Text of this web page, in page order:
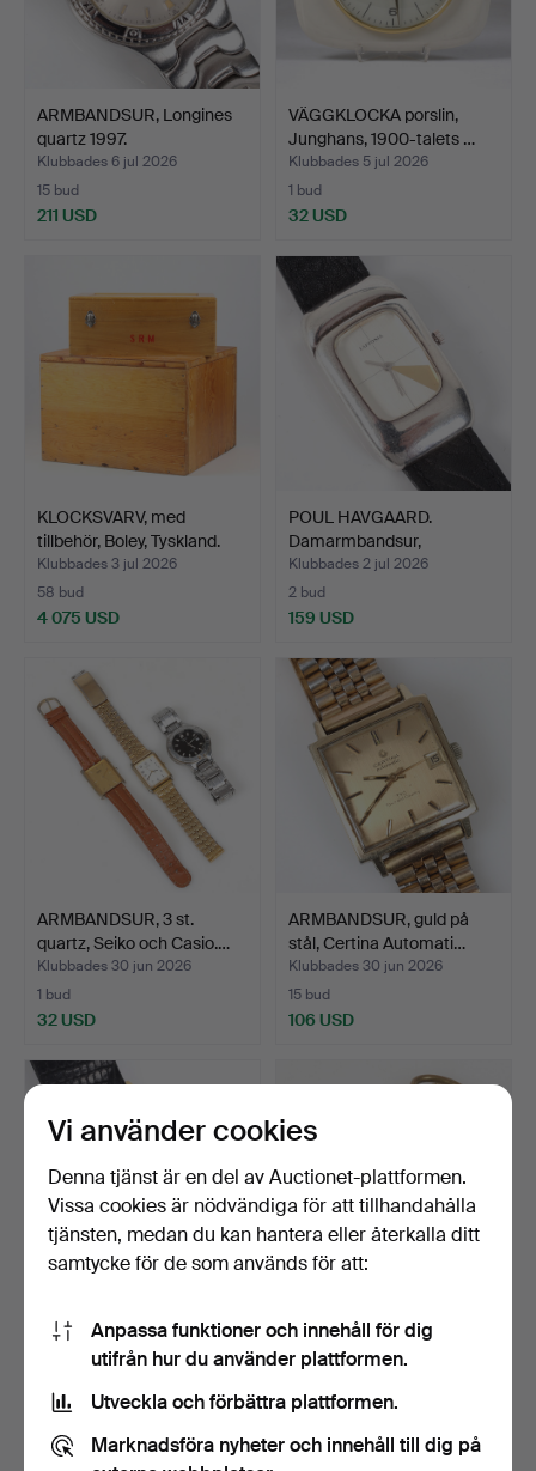
ARMBANDSUR, Longines
quartz 1997.
Klubbades 6 jul 2026
15 bud
211 USD
VÄGGKLOCKA porslin,
Junghans, 1900-talets …
Klubbades 5 jul 2026
1 bud
32 USD
KLOCKSVARV, med
tillbehör, Boley, Tyskland.
Klubbades 3 jul 2026
58 bud
4 075 USD
POUL HAVGAARD.
Damarmbandsur,
"Timeless", …
Klubbades 2 jul 2026
2 bud
159 USD
ARMBANDSUR, 3 st.
quartz, Seiko och Casio.…
Klubbades 30 jun 2026
1 bud
32 USD
ARMBANDSUR, guld på
stål, Certina Automati…
Klubbades 30 jun 2026
15 bud
106 USD
ARMBANDSUR, 18k guld,
Tissot Seastar Seven…
Klubbades 30 jun 2026
22 bud
FICKUR, manuellt uppdrag,
Klubbades 30 jun 2026
1 bud
Vi använder cookies
Denna tjänst är en del av Auctionet-plattformen.
Vissa cookies är nödvändiga för att tillhandahålla
tjänsten, medan du kan hantera eller återkalla ditt
samtycke för de som används för att:
Anpassa funktioner och innehåll för dig
utifrån hur du använder plattformen.
Utveckla och förbättra plattformen.
Marknadsföra nyheter och innehåll till dig på